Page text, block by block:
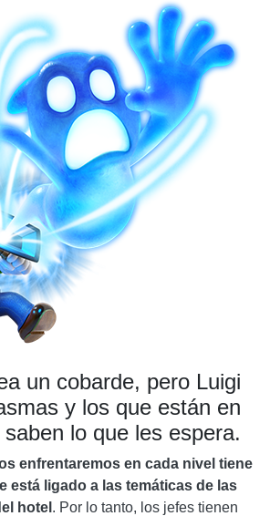
un cobarde, pero Luigi
y los que están en
lo que les espera.
enfrentaremos en cada nivel tiene
está ligado a las temáticas de las
hotel . Por lo tanto, los jefes tienen